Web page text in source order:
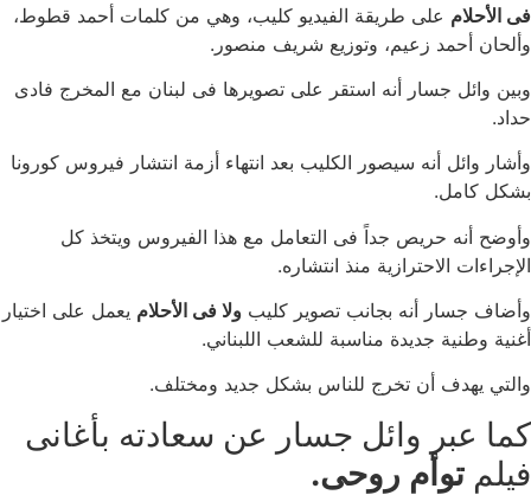
فى الأحلام على طريقة الفيديو كليب، وهي من كلمات أحمد قطوط،
وألحان أحمد زعيم، وتوزيع شريف منصور.
وبين وائل جسار أنه استقر على تصويرها فى لبنان مع المخرج فادى
حداد.
وأشار وائل أنه سيصور الكليب بعد انتهاء أزمة انتشار فيروس كورونا
بشكل كامل.
وأوضح أنه حريص جداً فى التعامل مع هذا الفيروس ويتخذ كل
الإجراءات الاحترازية منذ انتشاره.
وأضاف جسار أنه بجانب تصوير كليب ولا فى الأحلام يعمل على اختيار
أغنية وطنية جديدة مناسبة للشعب اللبناني.
والتي يهدف أن تخرج للناس بشكل جديد ومختلف.
كما عبر وائل جسار عن سعادته بأغانى
فيلم توأم روحى.